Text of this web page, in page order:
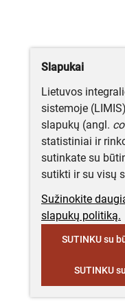
Slapukai
Lietuvos
sistemoje
slapukų (angl.
statistiniai ir
sutinkate su
sutikti ir su visų
Sužinokite
slapukų politiką.
SUTINKU su
SUTINKU